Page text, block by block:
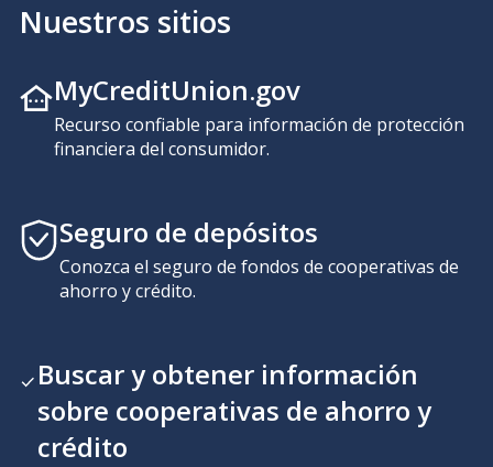
Nuestros sitios
MyCreditUnion.gov
Recurso confiable para información de protección
financiera del consumidor.
Seguro de depósitos
Conozca el seguro de fondos de cooperativas de
ahorro y crédito.
Buscar y obtener información
sobre cooperativas de ahorro y
crédito